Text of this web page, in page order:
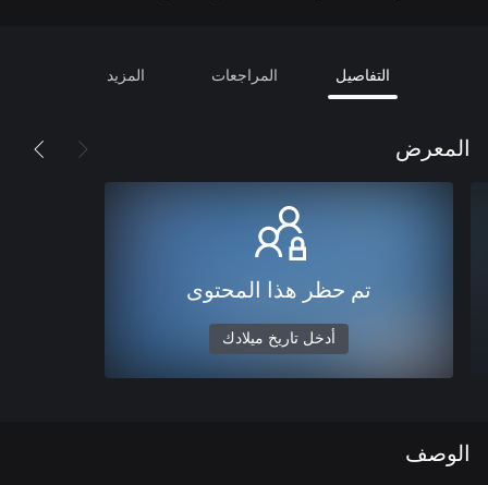
التفاصيل المراجعات المزيد
المعرض
تم حظر هذا المحتوى
أدخل تاريخ ميلادك
الوصف